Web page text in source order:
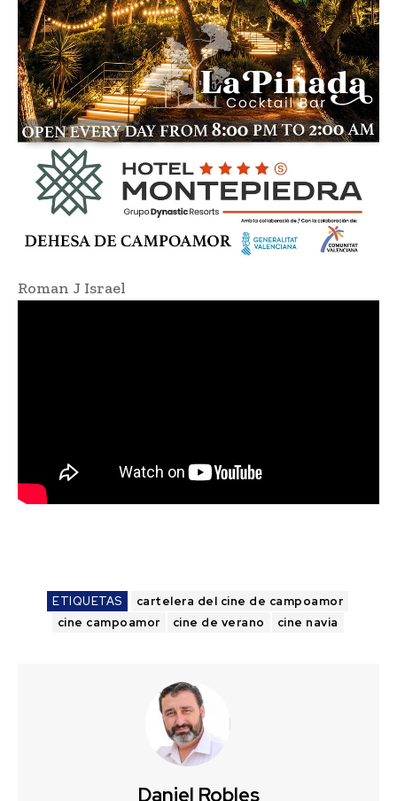
Roman J Israel
ETIQUETAS
cartelera del cine de campoamor
cine campoamor
cine de verano cine navia
Daniel Robles